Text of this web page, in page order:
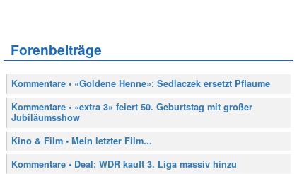
Forenbeiträge
Kommentare • «Goldene Henne»: Sedlaczek ersetzt Pflaume
Kommentare • «extra 3» feiert 50. Geburtstag mit großer
Jubiläumsshow
Kino & Film • Mein letzter Film...
Kommentare • Deal: WDR kauft 3. Liga massiv hinzu